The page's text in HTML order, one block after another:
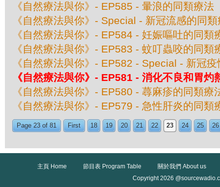
《自然療法與你》- EP585 - 暈浪的同類療法
《自然療法與你》- Special - 新冠流感的同
《自然療法與你》- EP584 - 妊娠嘔吐的同類
《自然療法與你》- EP583 - 蚊叮蟲咬的同類
《自然療法與你》- EP582 - Special - 新冠
《自然療法與你》- EP581 - 消化不良和胃灼
《自然療法與你》- EP580 - 蕁麻疹的同類療
《自然療法與你》- EP579 - 急性肝炎的同類
Page 23 of 81 First 18 19 20 21 22 23 24 25 26
主頁 Home 節目表 Program Table
關於我們 About us
Copyright 2026